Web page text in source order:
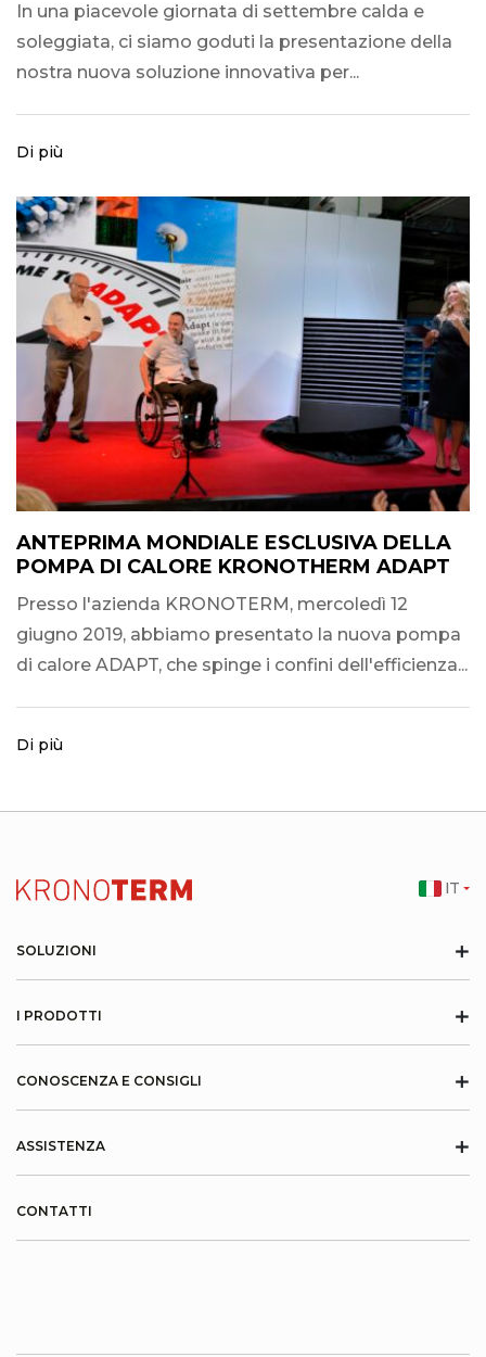
In una piacevole giornata di settembre calda e
soleggiata, ci siamo goduti la presentazione della
nostra nuova soluzione innovativa per...
Di più
ANTEPRIMA MONDIALE ESCLUSIVA DELLA
POMPA DI CALORE KRONOTHERM ADAPT
Presso l'azienda KRONOTERM, mercoledì 12
giugno 2019, abbiamo presentato la nuova pompa
di calore ADAPT, che spinge i confini dell'efficienza...
Di più
SOLUZIONI +
I PRODOTTI +
CONOSCENZA E CONSIGLI +
ASSISTENZA +
CONTATTI
IT